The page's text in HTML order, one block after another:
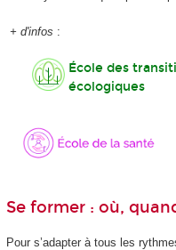
+ d'infos :
École des
écologiques
Se former : où,
Pour s’adapter à tous les